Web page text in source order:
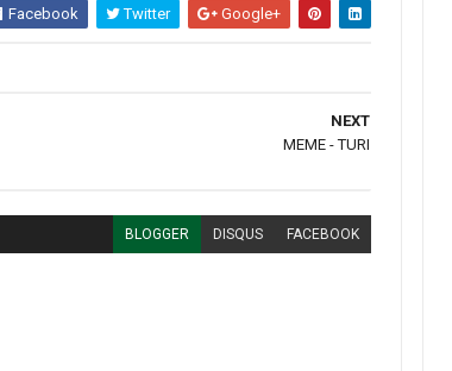
Facebook Twitter Google+
NEXT
MEME - TURI
BLOGGER DISQUS FACEBOOK